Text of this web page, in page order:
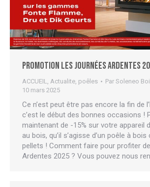
Promotion Les Journées Ardentes
ACCUEIL, Actualite, poêles Par Soleneo
10 mars 2025
Ce n’est peut être pas encore la fin de
c’est le début des bonnes occasions !
maintenant de -15% sur votre appareil
au bois, qu’il s’agisse d’un poêle à bois
pellets ! Comment faire pour profiter
Ardentes 2025 ? Vous pouvez nous